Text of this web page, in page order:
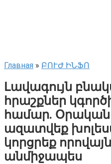
Главная » ԲՈՒԺ ԻՆՖՈ
Լավագույն
հրաշքներ
համար. Օրական
ազատվեք
կորցրեք
անմիջապես